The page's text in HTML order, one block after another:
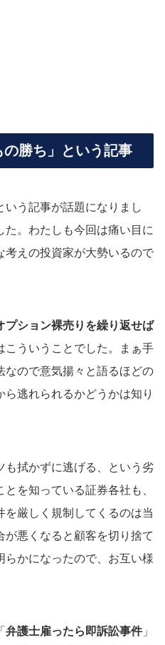
の勝ち」という記事
いう記事が話題になりまし
。わたしも今回は痛い目に
考えの投資家が大勢いるので
プション裸売りを繰り返せば
こういうことでした。まぁ手
なので意気揚々と語るほどの
逃れられるかどうかは知り
も拭かずに逃げる、という劣
を知っている証券各社も、
を厳しく規制してくるのは当
悪くなると顧客を切り捨て
らかになったので、お互い様
弁護士雇ったら即訴訟事件」